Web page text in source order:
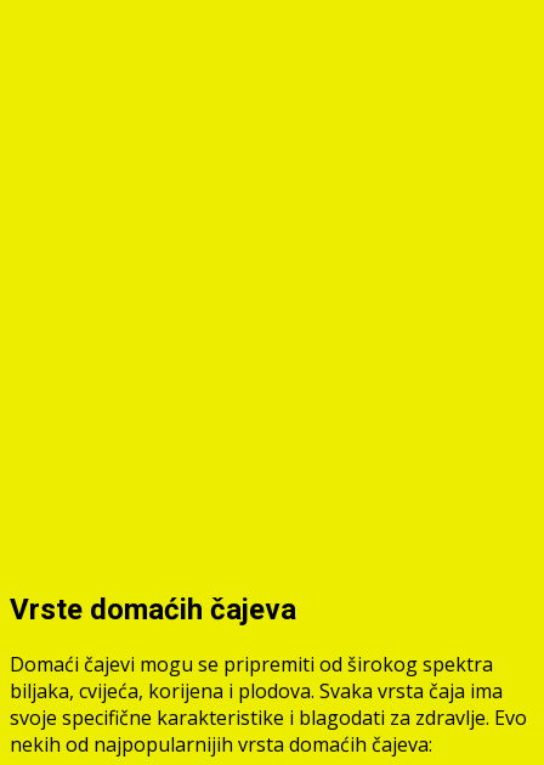
Vrste domaćih čajeva
Domaći čajevi mogu se pripremiti od širokog spektra
biljaka, cvijeća, korijena i plodova. Svaka vrsta čaja ima
svoje specifične karakteristike i blagodati za zdravlje. Evo
nekih od najpopularnijih vrsta domaćih čajeva: